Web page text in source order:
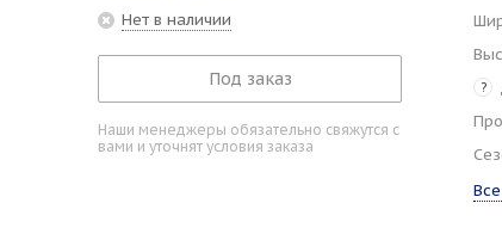
Нет в наличии
Под заказ
Наши менеджеры обязательно свяжутся с
вами и уточнят условия заказа
?